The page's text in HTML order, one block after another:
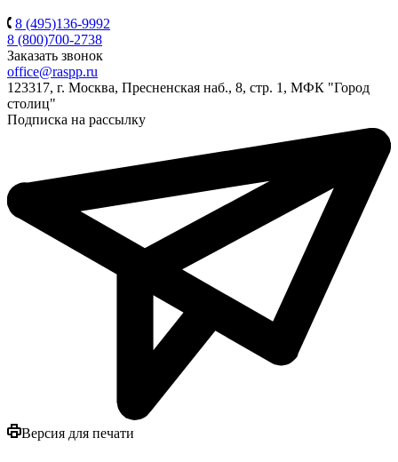
8 (495)136-9992
8 (800)700-2738
Заказать звонок
office@raspp.ru
123317, г. Москва, Пресненская наб., 8, стр. 1, МФК "Город
столиц"
Подписка на рассылку
Версия для печати